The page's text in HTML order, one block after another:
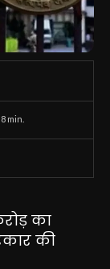
8 min.
का
की